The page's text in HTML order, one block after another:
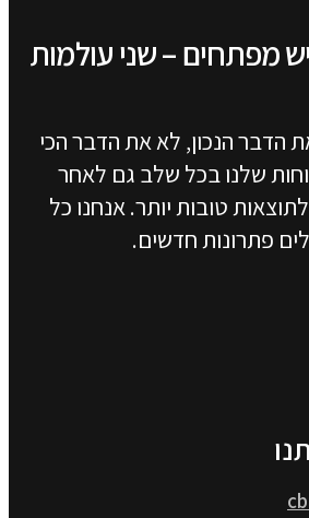
מפתחים – שני עולמות
הדבר הנכון, לא את הדבר הכי
שלנו בכל שלב גם לאחר
טובות יותר. אנחנו כל
פתרונות חדשים.